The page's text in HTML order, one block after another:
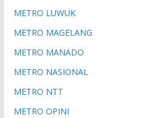
METRO LUWUK
METRO MAGELANG
METRO MANADO
METRO NASIONAL
METRO NTT
METRO OPINI